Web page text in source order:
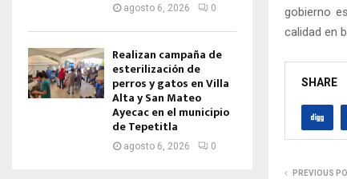
gobierno
calidad en
SHARE
PREVIOUS
agosto 6, 2026 0
Realizan campaña de
esterilización de
perros y gatos en Villa
Alta y San Mateo
Ayecac en el municipio
de Tepetitla
agosto 6, 2026 0